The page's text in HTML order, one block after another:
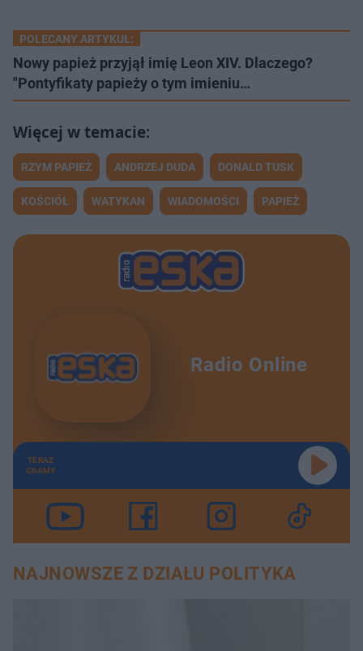
POLECANY ARTYKUŁ:
Nowy papież przyjął imię Leon XIV. Dlaczego?
"Pontyfikaty papieży o tym imieniu…
RZYM PAPIEŻ ANDRZEJ DUDA DONALD TUSK
KOŚCIÓŁ WATYKAN WIADOMOŚCI PAPIEŻ
Radio Online
TERAZ
GRAMY
NAJNOWSZE Z DZIAŁU POLITYKA